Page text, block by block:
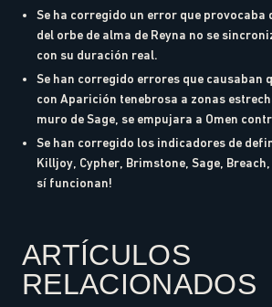
Se ha corregido un error que provocaba
del orbe de alma de Reyna no se
con su duración real.
Se han corregido errores que causaban
con Aparición tenebrosa a zonas
muro de Sage, se empujara a Omen
Se han corregido los indicadores de
Killjoy, Cypher, Brimstone, Sage,
sí funcionan!
ARTÍCULOS
RELACIONADOS